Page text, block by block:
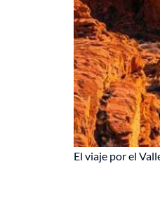
El viaje por el